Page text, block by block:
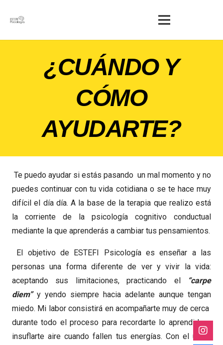
¿CUÁNDO Y
CÓMO
AYUDARTE?
Te puedo ayudar si estás pasando un mal momento y no
puedes continuar con tu vida cotidiana o se te hace muy
difícil el día día. A la base de la terapia que realizo está
la corriente de la psicología cognitivo conductual
mediante la que aprenderás a cambiar tus pensamientos.
El objetivo de ESTEFI Psicología es enseñar a las
personas una forma diferente de ver y vivir la vida:
aceptando sus limitaciones, practicando el
“carpe
diem”y yendo siempre hacia adelante aunque tengan
miedo. Mi labor consistirá en acompañarte muy de cerca
durante todo el proceso para recordarte lo aprendido e
insuflarte aire cuando fallen tus energías. Con el único